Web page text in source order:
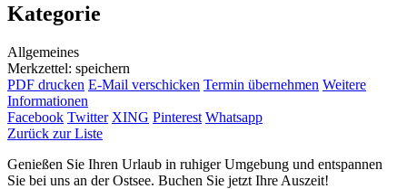
Kategorie
Allgemeines
Merkzettel: speichern
PDF drucken E-Mail verschicken Termin übernehmen Weitere
Informationen
Facebook Twitter XING Pinterest Whatsapp
Zurück zur Liste
Genießen Sie Ihren Urlaub in ruhiger Umgebung und entspannen
Sie bei uns an der Ostsee. Buchen Sie jetzt Ihre Auszeit!